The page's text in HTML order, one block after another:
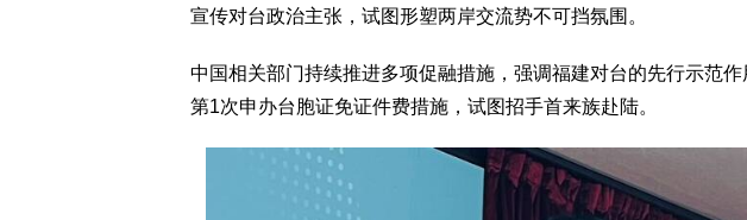
宣传对台政治主张，试图形塑两岸交流势不可挡氛围。
中国相关部门持续推进多项促融措施，强调福建对台的先行示范
第1次申办台胞证免证件费措施，试图招手首来族赴陆。